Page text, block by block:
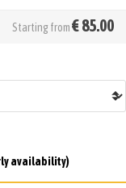
Starting from€85.00
availability)